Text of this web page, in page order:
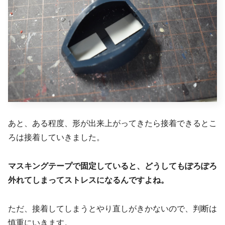
あと、ある程度、形が出来上がってきたら接着できるとこ
ろは接着していきました。
マスキングテープで固定していると、どうしてもぽろぽろ
外れてしまってストレスになるんですよね。
ただ、接着してしまうとやり直しがきかないので、判断は
慎重にいきます。